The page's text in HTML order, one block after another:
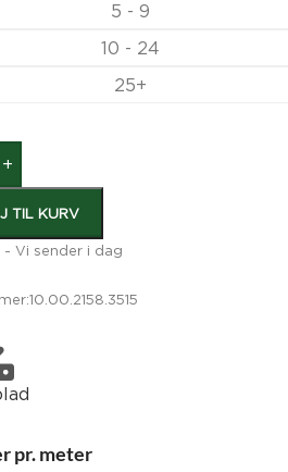
5 - 9
10 - 24
25+
+
TIL KURV
- Vi sender i dag
10.00.2158.3515
pr. meter